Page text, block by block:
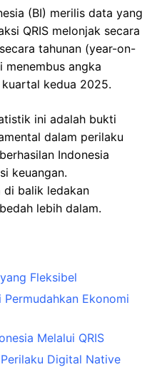
(BI) merilis data yang
QRIS melonjak secara
tahunan (year-on-
menembus angka
kedua 2025.
ini adalah bukti
dalam perilaku
Indonesia
keuangan.
di balik ledakan
lebih dalam.
Fleksibel
Permudahkan Ekonomi
Melalui QRIS
Digital Native